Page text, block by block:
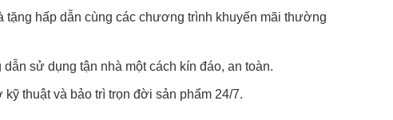
tặng hấp dẫn cùng các chương trình khuyến mãi thường
sử dụng tận nhà một cách kín đáo, an toàn.
thuật và bảo trì trọn đời sản phẩm 24/7.